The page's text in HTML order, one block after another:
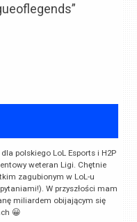
polskiego LoL Esports i H2P
weteran Ligi. Chętnie
zagubionym w LoL-u
W przyszłości mam
miliardem obijającym się
😀